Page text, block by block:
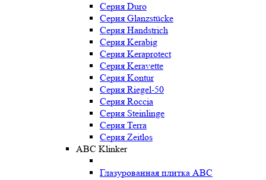
Серия Duro
Серия Glanzstücke
Серия Handstrich
Серия Kerabig
Серия Keraprotect
Серия Keravette
Серия Kontur
Серия Riegel-50
Серия Roccia
Серия Steinlinge
Серия Terra
Серия Zeitlos
ABC Klinker
Глазурованная плитка ABC